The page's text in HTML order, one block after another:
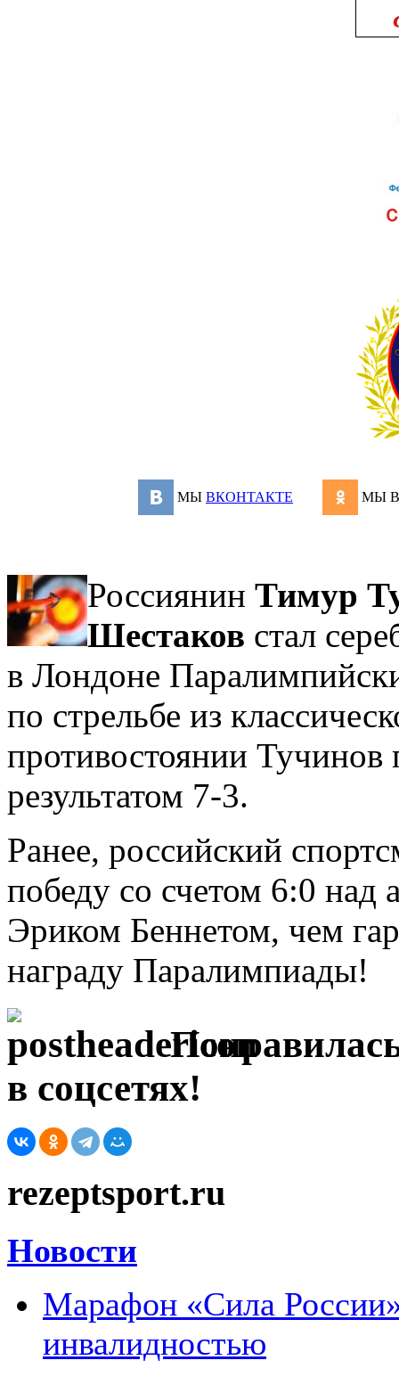
МЫ ВКОНТАКТЕ МЫ
Россиянин Тимур
Шестаков стал
в Лондоне
по стрельбе из
противостоянии Тучинов
результатом 7-3.
Ранее, российский
победу со счетом 6:0
Эриком Беннетом, чем
награду Паралимпиады!
в соцсетях!
rezeptsport.ru
Новости
Марафон «Сила
инвалидностью